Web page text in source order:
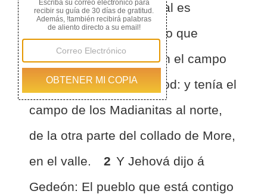
mañana Jerobaal, el cual es
Gedeón, y todo el pueblo que
estaba con él, asentaron el campo
junto á la fuente de Harod: y tenía el
campo de los Madianitas al norte,
de la otra parte del collado de More,
en el valle.
2 Y Jehová dijo á
Gedeón: El pueblo que está contigo